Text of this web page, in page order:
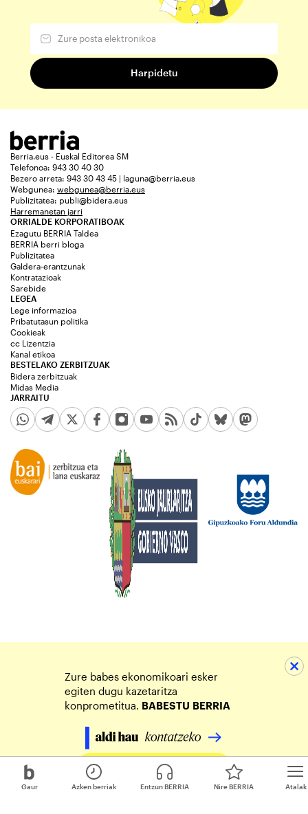
Gaur Atalak
Azken berriak Entzun BERRIA Nire BERRIA
Berria.eus - Euskal Editorea SM
Telefonoa: 943 30 40 30
Bezero arreta: 943 30 43 45 | laguna@berria.eus
Webgunea: webgunea@berria.eus
Publizitatea: publi@bidera.eus
Harremanetan jarri
ORRIALDE KORPORATIBOAK
Ezagutu BERRIA Taldea
BERRIA berri bloga
Publizitatea
Galdera-erantzunak
Kontratazioak
Sarebide
JARRAITU
LEGEA
Lege informazioa
Pribatutasun politika
Cookieak
cc Lizentzia
Kanal etikoa
BESTELAKO ZERBITZUAK
Bidera zerbitzuak
Midas Media
Zure babes ekonomikoari esker
egiten dugu kazetaritza
konprometitua. BABESTU BERRIA
Egin zure ekarpena